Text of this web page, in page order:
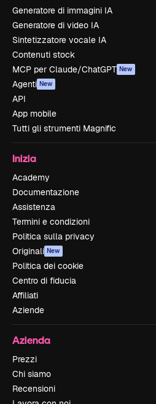
Generatore di immagini IA
Generatore di video IA
Sintetizzatore vocale IA
Contenuti stock
MCP per Claude/ChatGPT New
Agenti New
API
App mobile
Tutti gli strumenti Magnific
Inizia
Academy
Documentazione
Assistenza
Termini e condizioni
Politica sulla privacy
Originali New
Politica dei cookie
Centro di fiducia
Affiliati
Aziende
Azienda
Prezzi
Chi siamo
Recensioni